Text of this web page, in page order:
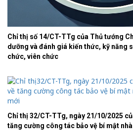
Chỉ thị số 14/CT-TTg của Thủ tướng
dưỡng và đánh giá kiến thức, kỹ năng
chức, viên chức
Chỉ thị 32/CT-TTg, ngày 21/10/2025
tăng cường công tác bảo vệ bí mật